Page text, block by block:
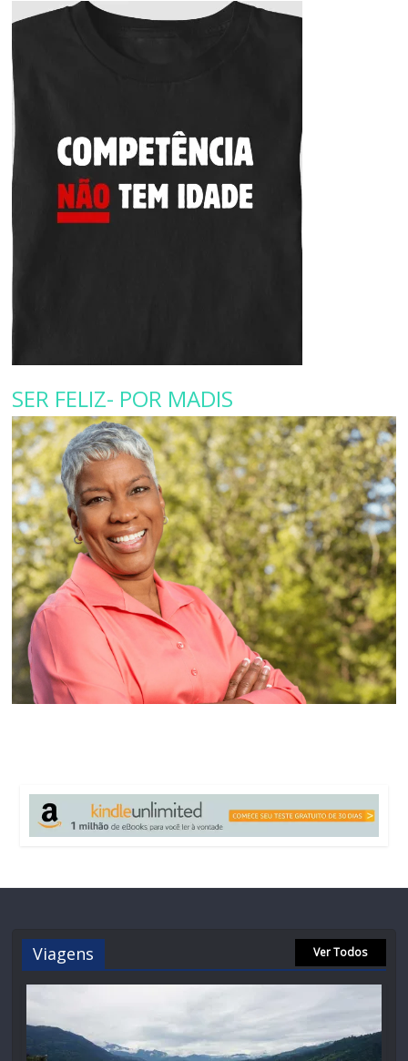
SER FELIZ- POR MADIS
Viagens Ver Todos